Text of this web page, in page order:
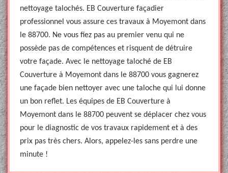
nettoyage talochés. EB Couverture façadier
professionnel vous assure ces travaux à Moyemont dans
le 88700. Ne vous fiez pas au premier venu qui ne
possède pas de compétences et risquent de détruire
votre façade. Avec le nettoyage taloché de EB
Couverture à Moyemont dans le 88700 vous gagnerez
une façade bien nettoyer avec une taloche qui lui donne
un bon reflet. Les équipes de EB Couverture à
Moyemont dans le 88700 peuvent se déplacer chez vous
pour le diagnostic de vos travaux rapidement et à des
prix pas très chers. Alors, appelez-les sans perdre une
minute !